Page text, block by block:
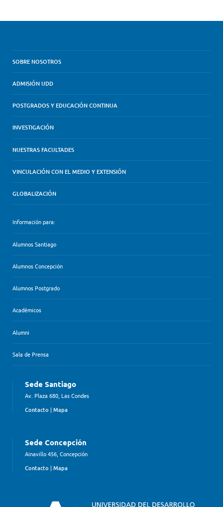
SOBRE NOSOTROS
ADMISIÓN UDD
POSTGRADOS Y EDUCACIÓN CONTINUA
INVESTIGACIÓN
NUESTRAS FACULTADES
VINCULACIÓN CON EL MEDIO Y EXTENSIÓN
GLOBALIZACIÓN
Información para:
Alumnos Santiago
Alumnos Concepción
Alumnos Postgrado
Académicos
Alumni
Sala de Prensa
Sede Santiago
Av. Plaza 680, Las Condes
Contacto | Mapa
Sede Concepción
Ainavillo 456, Concepción
Contacto | Mapa